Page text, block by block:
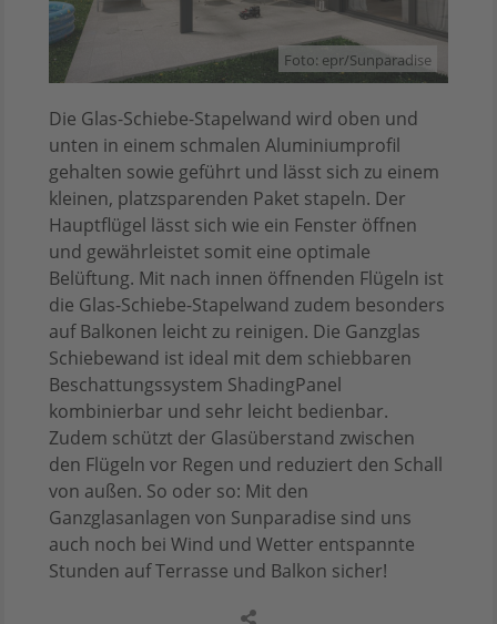
Foto: epr/Sunparadise
Die Glas-Schiebe-Stapelwand wird oben und
unten in einem schmalen Aluminiumprofil
gehalten sowie geführt und lässt sich zu einem
kleinen, platzsparenden Paket stapeln. Der
Hauptflügel lässt sich wie ein Fenster öffnen
und gewährleistet somit eine optimale
Belüftung. Mit nach innen öffnenden Flügeln ist
die Glas-Schiebe-Stapelwand zudem besonders
auf Balkonen leicht zu reinigen. Die Ganzglas
Schiebewand ist ideal mit dem schiebbaren
Beschattungssystem ShadingPanel
kombinierbar und sehr leicht bedienbar.
Zudem schützt der Glasüberstand zwischen
den Flügeln vor Regen und reduziert den Schall
von außen. So oder so: Mit den
Ganzglasanlagen von Sunparadise sind uns
auch noch bei Wind und Wetter entspannte
Stunden auf Terrasse und Balkon sicher!